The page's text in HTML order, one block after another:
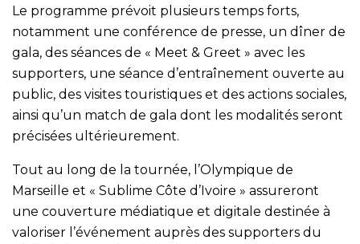
Le programme prévoit plusieurs temps forts,
notamment une conférence de presse, un dîner de
gala, des séances de « Meet & Greet » avec les
supporters, une séance d’entraînement ouverte au
public, des visites touristiques et des actions sociales,
ainsi qu’un match de gala dont les modalités seront
précisées ultérieurement.
Tout au long de la tournée, l’Olympique de
Marseille et « Sublime Côte d’Ivoire » assureront
une couverture médiatique et digitale destinée à
valoriser l’événement auprès des supporters du